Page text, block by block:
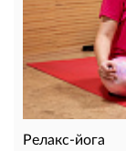
Релакс-йога